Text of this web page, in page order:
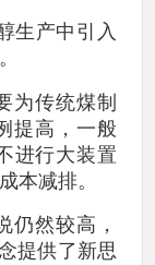
生产中引入
为传统煤制
提高，一般
进行大装置
本减排。
仍然较高，
提供了新思